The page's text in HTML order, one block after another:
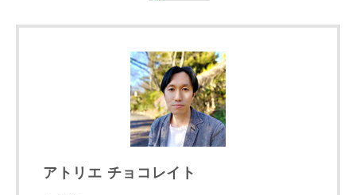
アトリエ チョコレイト